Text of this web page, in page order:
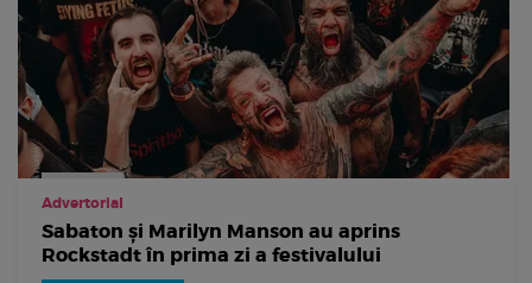
Advertorial
Sabaton și Marilyn Manson au aprins
Rockstadt în prima zi a festivalului